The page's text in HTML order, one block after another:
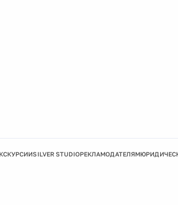
SILVER STUDIOРЕКЛАМОДАТЕЛЯМ